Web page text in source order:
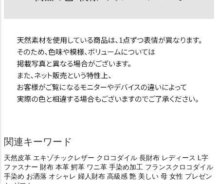
関連キーワード
天然皮革 エキゾチックレザー クロコダイル 長財布 レディース L字
ファスナー 財布 本革 鰐革 ワニ革 手染め加工 フランスクロコダイル
手染め お洒落 オシャレ 婦人財布 高級感 艶 美しい 母 女性 プレゼン